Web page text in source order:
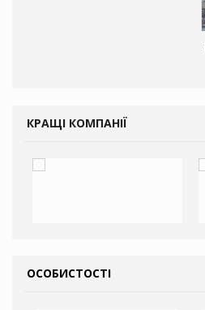
КРАЩІ КОМПАНІЇ
ОСОБИСТОСТІ